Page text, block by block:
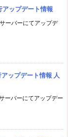
ップデート情報
ーバーにてアップデ
ップデート情報 人
ーバーにてアップデー